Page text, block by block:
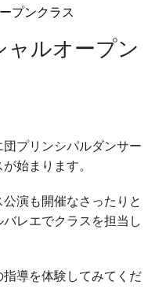
プンクラス
ルオープン
プリンシパルダンサー
始まります。
演も開催なさったりと
レエでクラスを担当し
導を体験してみてくだ